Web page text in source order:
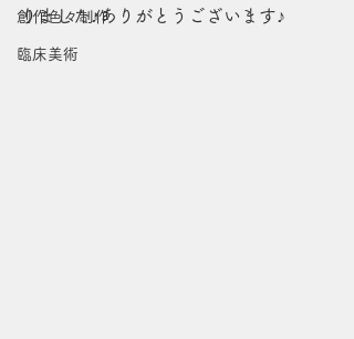
創作色々制作
臨床美術
りました♪ありがとうございます♪